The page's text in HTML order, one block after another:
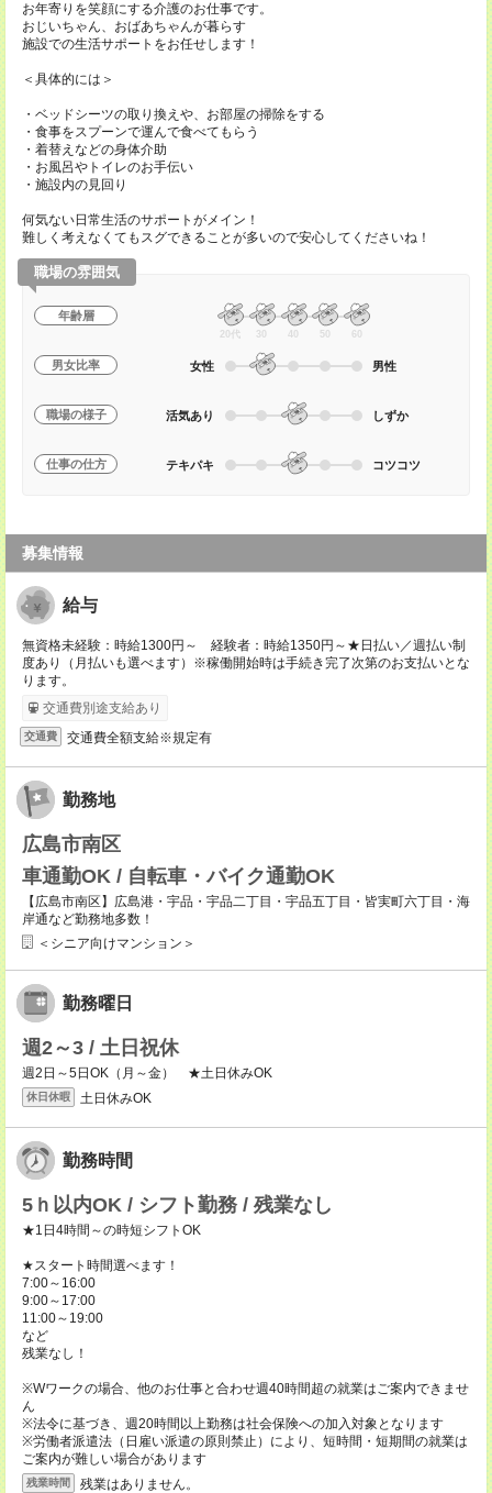
お年寄りを笑顔にする介護のお仕事です。
おじいちゃん、おばあちゃんが暮らす
施設での生活サポートをお任せします！
＜具体的には＞
・ベッドシーツの取り換えや、お部屋の掃除をする
・食事をスプーンで運んで食べてもらう
・着替えなどの身体介助
・お風呂やトイレのお手伝い
・施設内の見回り
何気ない日常生活のサポートがメイン！
難しく考えなくてもスグできることが多いので安心してくださいね！
職場の雰囲気
年齢層
20代 30 40 50 60
男女比率 女性 男性
職場の様子 活気あり しずか
仕事の仕方 テキパキ コツコツ
募集情報
給与
無資格未経験：時給1300円～ 経験者：時給1350円～★日払い／週払い制
度あり（月払いも選べます）※稼働開始時は手続き完了次第のお支払いとな
ります。
交通費別途支給あり
交通費 交通費全額支給※規定有
勤務地
広島市南区
車通勤OK / 自転車・バイク通勤OK
【広島市南区】広島港・宇品・宇品二丁目・宇品五丁目・皆実町六丁目・海
岸通など勤務地多数！
＜シニア向けマンション＞
勤務曜日
週2～3 / 土日祝休
週2日～5日OK（月～金） ★土日休みOK
休日休暇 土日休みOK
勤務時間
5ｈ以内OK / シフト勤務 / 残業なし
★1日4時間～の時短シフトOK
★スタート時間選べます！
7:00～16:00
9:00～17:00
11:00～19:00
など
残業なし！
※Wワークの場合、他のお仕事と合わせ週40時間超の就業はご案内できませ
ん
※法令に基づき、週20時間以上勤務は社会保険への加入対象となります
※労働者派遣法（日雇い派遣の原則禁止）により、短時間・短期間の就業は
ご案内が難しい場合があります
残業時間 残業はありません。